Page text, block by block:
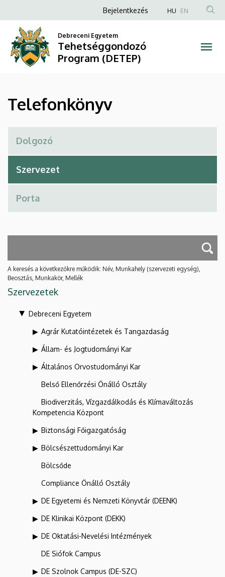
Telefonkönyv
Tehetséggondozó
Program
(DETEP)
a
tartalomra
Anonim
fiók
menüje
Bejelentkezés HU EN
Debreceni Egyetem
Tehetséggondozó
Program (DETEP)
Telefonkönyv
A keresés a következőkre működik: Név, Munkahely (szervezeti egység),
Beosztás, Munkakör, Mellék
Szervezetek
Debreceni Egyetem
Agrár Kutatóintézetek és Tangazdaság
Állam- és Jogtudományi Kar
Általános Orvostudományi Kar
Belső Ellenőrzési Önálló Osztály
Biodiverzitás, Vízgazdálkodás és Klímaváltozás
Kompetencia Központ
Biztonsági Főigazgatóság
Bölcsészettudományi Kar
Bölcsőde
Compliance Önálló Osztály
DE Egyetemi és Nemzeti Könyvtár (DEENK)
DE Klinikai Központ (DEKK)
DE Oktatási-Nevelési Intézmények
DE Siófok Campus
DE Szolnok Campus (DE-SZC)